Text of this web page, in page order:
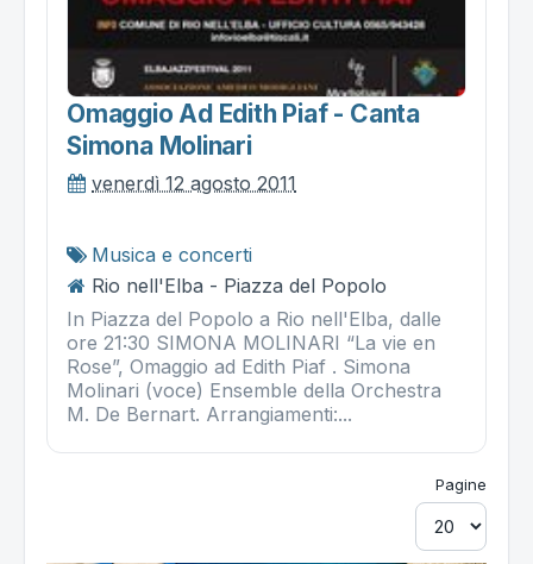
Omaggio Ad Edith Piaf - Canta
Simona Molinari
venerdì 12 agosto 2011
Musica e concerti
Rio nell'Elba - Piazza del Popolo
In Piazza del Popolo a Rio nell'Elba, dalle
ore 21:30 SIMONA MOLINARI “La vie en
Rose”, Omaggio ad Edith Piaf . Simona
Molinari (voce) Ensemble della Orchestra
M. De Bernart. Arrangiamenti:...
Pagine